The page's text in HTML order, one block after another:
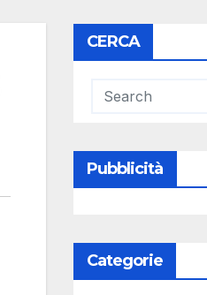
CERCA
Pubblicità
Categorie